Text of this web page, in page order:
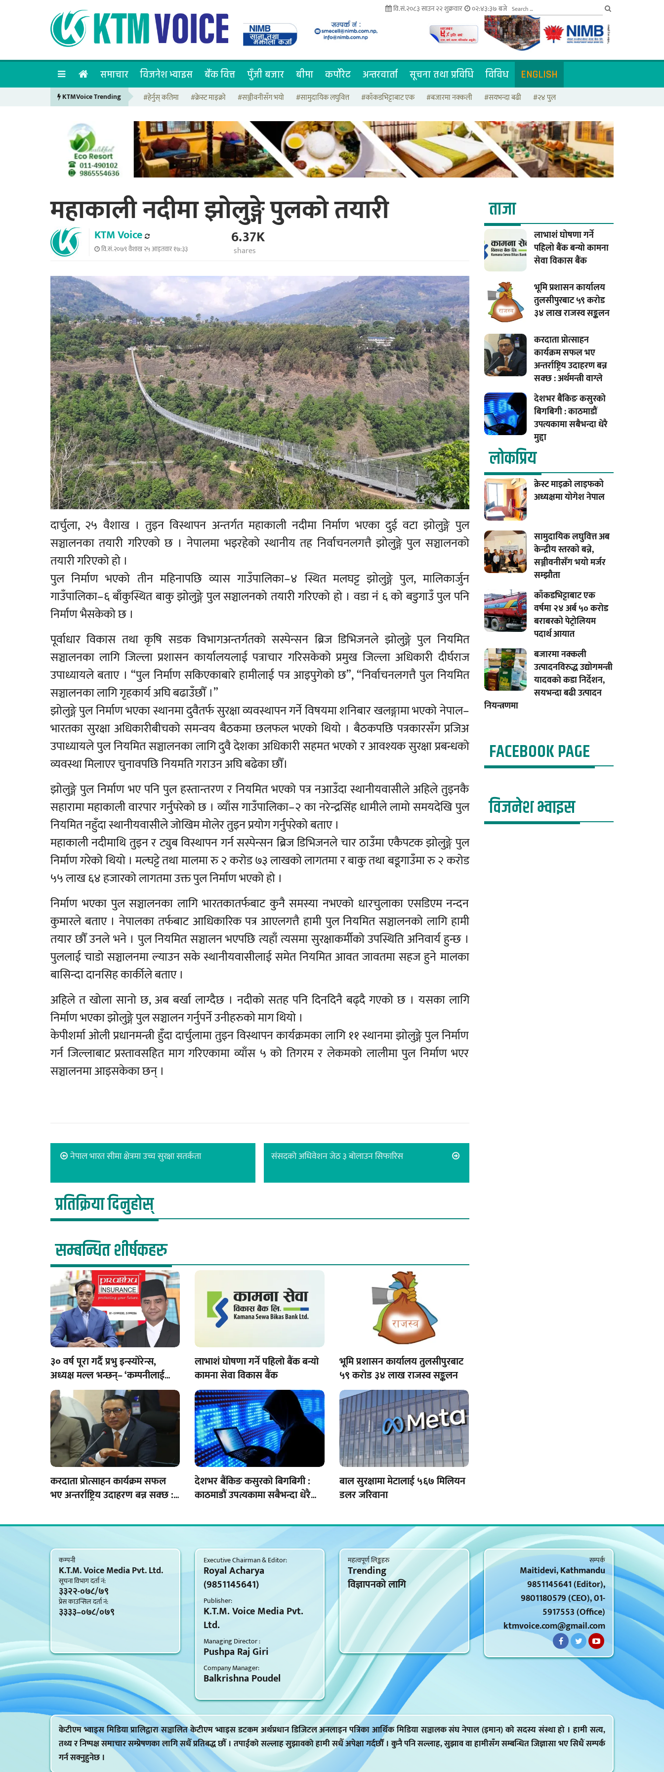
वि.सं.२०८३ साउन २२ शुक्रवार ०२:४३:३८ बजे
समाचार विजनेश भ्वाइस बैंक वित्त पुँजी बजार बीमा कर्पोरेट अन्तरवार्ता सूचना तथा प्रविधि विविध ENGLISH
KTMVoice Trending #हेर्नुस् कतिमा #क्रेस्ट माइक्रो #सञ्जीवनीसँग भयो #सामुदायिक लघुवित्त #काँकडभिट्टाबाट एक #बजारमा नक्कली #सयभन्दा बढी #२४ पुल
महाकाली नदीमा झोलुङ्गे पुलको तयारी
KTM Voice
वि.सं.२०७९ वैशाख २५ आइतवार १७:३३
6.37K
shares
दार्चुला, २५ वैशाख । तुइन विस्थापन अन्तर्गत महाकाली नदीमा निर्माण भएका दुई वटा झोलुङ्गे पुल
सञ्चालनका तयारी गरिएको छ । नेपालमा भइरहेको स्थानीय तह निर्वाचनलगत्तै झोलुङ्गे पुल सञ्चालनको
तयारी गरिएको हो ।
पुल निर्माण भएको तीन महिनापछि व्यास गाउँपालिका–४ स्थित मलघट्ट झोलुङ्गे पुल, मालिकार्जुन
गाउँपालिका–६ बाँकुस्थित बाकु झोलुङ्गे पुल सञ्चालनको तयारी गरिएको हो । वडा नं ६ को बडुगाउँ पुल पनि
निर्माण भैसकेको छ ।
पूर्वाधार विकास तथा कृषि सडक विभागअन्तर्गतको सस्पेन्सन ब्रिज डिभिजनले झोलुङ्गे पुल नियमित
सञ्चालनका लागि जिल्ला प्रशासन कार्यालयलाई पत्राचार गरिसकेको प्रमुख जिल्ला अधिकारी दीर्घराज
उपाध्यायले बताए । “पुल निर्माण सकिएकाबारे हामीलाई पत्र आइपुगेको छ”, “निर्वाचनलगत्तै पुल नियमित
सञ्चालनका लागि गृहकार्य अघि बढाउँछौँ ।”
झोलुङ्गे पुल निर्माण भएका स्थानमा दुवैतर्फ सुरक्षा व्यवस्थापन गर्ने विषयमा शनिबार खलङ्गामा भएको नेपाल–
भारतका सुरक्षा अधिकारीबीचको समन्वय बैठकमा छलफल भएको थियो । बैठकपछि पत्रकारसँग प्रजिअ
उपाध्यायले पुल नियमित सञ्चालनका लागि दुवै देशका अधिकारी सहमत भएको र आवश्यक सुरक्षा प्रबन्धको
व्यवस्था मिलाएर चुनावपछि नियमति गराउन अघि बढेका छौँ।
झोलुङ्गे पुल निर्माण भए पनि पुल हस्तान्तरण र नियमित भएको पत्र नआउँदा स्थानीयवासीले अहिले तुइनकै
सहारामा महाकाली वारपार गर्नुपरेको छ । व्याँस गाउँपालिका–२ का नरेन्द्रसिंह धामीले लामो समयदेखि पुल
नियमित नहुँदा स्थानीयवासीले जोखिम मोलेर तुइन प्रयोग गर्नुपरेको बताए ।
महाकाली नदीमाथि तुइन र ट्युब विस्थापन गर्न सस्पेन्सन ब्रिज डिभिजनले चार ठाउँमा एकैपटक झोलुङ्गे पुल
निर्माण गरेको थियो । मल्घट्टे तथा मालमा रु २ करोड ७३ लाखको लागतमा र बाकु तथा बडूगाउँमा रु २ करोड
५५ लाख ६४ हजारको लागतमा उक्त पुल निर्माण भएको हो ।
निर्माण भएका पुल सञ्चालनका लागि भारतकातर्फबाट कुनै समस्या नभएको धारचुलाका एसडिएम नन्दन
कुमारले बताए । नेपालका तर्फबाट आधिकारिक पत्र आएलगत्तै हामी पुल नियमित सञ्चालनको लागि हामी
तयार छौँ उनले भने । पुल नियमित सञ्चालन भएपछि त्यहाँ त्यसमा सुरक्षाकर्मीको उपस्थिति अनिवार्य हुन्छ ।
पुललाई चाडो सञ्चालनमा ल्याउन सके स्थानीयवासीलाई समेत नियमित आवत जावतमा सहज हुने मालका
बासिन्दा दानसिह कार्कीले बताए ।
अहिले त खोला सानो छ, अब बर्खा लाग्दैछ । नदीको सतह पनि दिनदिनै बढ्दै गएको छ । यसका लागि
निर्माण भएका झोलुङ्गे पुल सञ्चालन गर्नुपर्ने उनीहरुको माग थियो ।
केपीशर्मा ओली प्रधानमन्त्री हुँदा दार्चुलामा तुइन विस्थापन कार्यक्रमका लागि ११ स्थानमा झोलुङ्गे पुल निर्माण
गर्न जिल्लाबाट प्रस्तावसहित माग गरिएकामा व्याँस ५ को तिगरम र लेकमको लालीमा पुल निर्माण भएर
सञ्चालनमा आइसकेका छन् ।
नेपाल भारत सीमा क्षेत्रमा उच्च सुरक्षा सतर्कता संसदको अधिवेशन जेठ ३ बोलाउन सिफारिस
प्रतिक्रिया दिनुहोस्
सम्बन्धित शीर्षकहरु
३० वर्ष पूरा गर्दै प्रभु इन्स्योरेन्स,
अध्यक्ष मल्ल भन्छन्– ‘कम्पनीलाई
अझ मजबुत बनाउँछौँ’
लाभाशं घोषणा गर्ने पहिलो बैंक बन्यो
कामना सेवा विकास बैंक
भूमि प्रशासन कार्यालय तुलसीपुरबाट
५९ करोड ३४ लाख राजस्व सङ्कलन
करदाता प्रोत्साहन कार्यक्रम सफल
भए अन्तर्राष्ट्रिय उदाहरण बन्न सक्छ :
देशभर बैंकिङ कसुरको बिगबिगी :
काठमाडौं उपत्यकामा सबैभन्दा धेरै
बाल सुरक्षामा मेटालाई ५६७ मिलियन
डलर जरिवाना
ताजा
लाभाशं घोषणा गर्ने
पहिलो बैंक बन्यो कामना
सेवा विकास बैंक
भूमि प्रशासन कार्यालय
तुलसीपुरबाट ५९ करोड
३४ लाख राजस्व सङ्कलन
करदाता प्रोत्साहन
कार्यक्रम सफल भए
अन्तर्राष्ट्रिय उदाहरण बन्न
सक्छ : अर्थमन्त्री वाग्ले
देशभर बैंकिङ कसुरको
बिगबिगी : काठमाडौं
उपत्यकामा सबैभन्दा धेरै
मुद्दा
लाेकप्रिय
क्रेस्ट माइक्रो लाइफको
अध्यक्षमा योगेश नेपाल
सामुदायिक लघुवित्त अब
केन्द्रीय स्तरको बन्ने,
सञ्जीवनीसँग भयो मर्जर
सम्झौता
काँकडभिट्टाबाट एक
वर्षमा २४ अर्ब ५० करोड
बराबरको पेट्रोलियम
पदार्थ आयात
बजारमा नक्कली
उत्पादनविरुद्ध उद्योगमन्त्री
यादवको कडा निर्देशन,
सयभन्दा बढी उत्पादन
नियन्त्रणमा
FACEBOOK PAGE
विजनेश भ्वाइस
कम्पनी
K.T.M. Voice Media Pvt. Ltd.
सूचना विभाग दर्ता नं‍:
३३२२-०७८/७९
प्रेस काउन्सिल दर्ता नं‍:
३३३३–०७८/०७९
Executive Chairman & Editor:
Royal Acharya
(9851145641)
Publisher:
K.T.M. Voice Media Pvt.
Ltd.
Managing Director :
Pushpa Raj Giri
Company Manager:
Balkrishna Poudel
महत्वपूर्ण लिङ्कहरु
Trending
विज्ञापनकाे लागि
सम्पर्क
Maitidevi, Kathmandu
9851145641 (Editor),
9801180579 (CEO), 01-
5917553 (Office)
ktmvoice.com@gmail.com
केटीएम भ्वाइस मिडिया प्रालिद्वारा सञ्चालित केटीएम भ्वाइस डटकम अर्थप्रधान डिजिटल अनलाइन पत्रिका आर्थिक मिडिया सञ्चालक संघ नेपाल (इमान) को सदस्य संस्था हो । हामी सत्य,
तथ्य र निष्पक्ष समाचार सम्प्रेषणका लागि सधैँ प्रतिबद्ध छौँ । तपाईको सल्लाह सुझावको हामी सधैँ अपेक्षा गर्दर्छौं । कुनै पनि सल्लाह, सुझाव वा हामीसँग सम्बन्धित जिज्ञासा भए सिधैं सम्पर्क
गर्न सक्नुहुनेछ ।